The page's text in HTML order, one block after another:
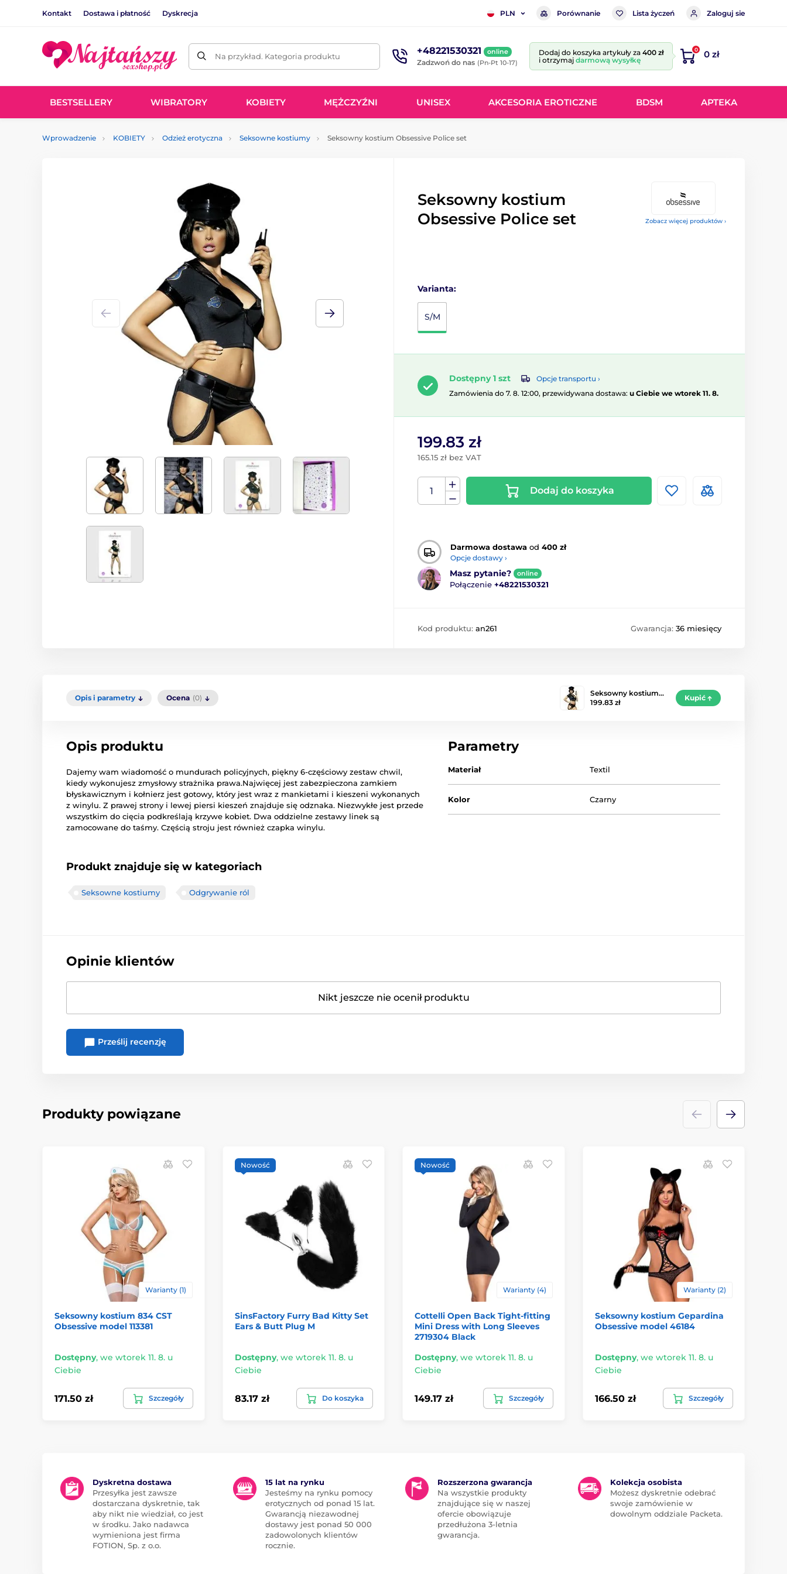
Kontakt Dostawa i płatność Dyskrecja PLN Porównanie Lista życzeń Zaloguj sie
Na przykład. Kategoria produktu +48221530321 online
Zadzwoń do nas (Pn-Pt 10-17)
Dodaj do koszyka artykuły za 400 zł
i otrzymaj darmową wysyłkę
0 0 zł
BESTSELLERY WIBRATORY KOBIETY MĘŻCZYŹNI UNISEX AKCESORIA EROTICZNE BDSM APTEKA
Wprowadzenie KOBIETY Odzież erotyczna Seksowne kostiumy Seksowny kostium Obsessive Police set
Zobacz więcej produktów ›
Seksowny kostium
Obsessive Police set
Varianta:
S/M
Dostępny 1 szt
Opcje transportu ›
Zamówienia do 7. 8. 12:00, przewidywana dostawa: u Ciebie we wtorek 11. 8.
199.83 zł
165.15 zł bez VAT
Dodaj do koszyka
Darmowa dostawa od 400 zł
Opcje dostawy ›
Masz pytanie? online
Połączenie +48221530321
Kod produktu: an261 Gwarancja: 36 miesięcy
Opis i parametry Ocena (0)
Seksowny kostium…
199.83 zł
Kupić
Opis produktu
Dajemy wam wiadomość o mundurach policyjnych, piękny 6-częściowy zestaw chwil,
kiedy wykonujesz zmysłowy strażnika prawa.Najwięcej jest zabezpieczona zamkiem
błyskawicznym i kołnierz jest gotowy, który jest wraz z mankietami i kieszeni wykonanych
z winylu. Z prawej strony i lewej piersi kieszeń znajduje się odznaka. Niezwykłe jest przede
wszystkim do cięcia podkreślają krzywe kobiet. Dwa oddzielne zestawy linek są
zamocowane do taśmy. Częścią stroju jest również czapka winylu.
Produkt znajduje się w kategoriach
Seksowne kostiumy Odgrywanie ról
Parametry
Materiał Textil
Kolor Czarny
Opinie klientów
Nikt jeszcze nie ocenił produktu
Prześlij recenzję
Produkty powiązane
Warianty (1)
Seksowny kostium 834 CST
Obsessive model 113381
Dostępny, we wtorek 11. 8. u
Ciebie
171.50 zł Szczegóły
Nowość
SinsFactory Furry Bad Kitty Set
Ears & Butt Plug M
Dostępny, we wtorek 11. 8. u
Ciebie
83.17 zł Do koszyka
Nowość
Warianty (4)
Cottelli Open Back Tight-fitting
Mini Dress with Long Sleeves
2719304 Black
Dostępny, we wtorek 11. 8. u
Ciebie
149.17 zł Szczegóły
Warianty (2)
Seksowny kostium Gepardina
Obsessive model 46184
Dostępny, we wtorek 11. 8. u
Ciebie
166.50 zł Szczegóły
Dyskretna dostawa
Przesyłka jest zawsze
dostarczana dyskretnie, tak
aby nikt nie wiedział, co jest
w środku. Jako nadawca
wymieniona jest firma
FOTION, Sp. z o.o.
15 lat na rynku
Jesteśmy na rynku pomocy
erotycznych od ponad 15 lat.
Gwarancją niezawodnej
dostawy jest ponad 50 000
zadowolonych klientów
rocznie.
Rozszerzona gwarancja
Na wszystkie produkty
znajdujące się w naszej
ofercie obowiązuje
przedłużona 3-letnia
gwarancja.
Kolekcja osobista
Możesz dyskretnie odebrać
swoje zamówienie w
dowolnym oddziale Packeta.